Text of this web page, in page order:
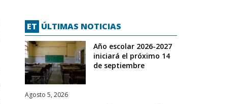
ET ÚLTIMAS NOTICIAS
Año escolar 2026-2027
iniciará el próximo 14
de septiembre
Agosto 5, 2026